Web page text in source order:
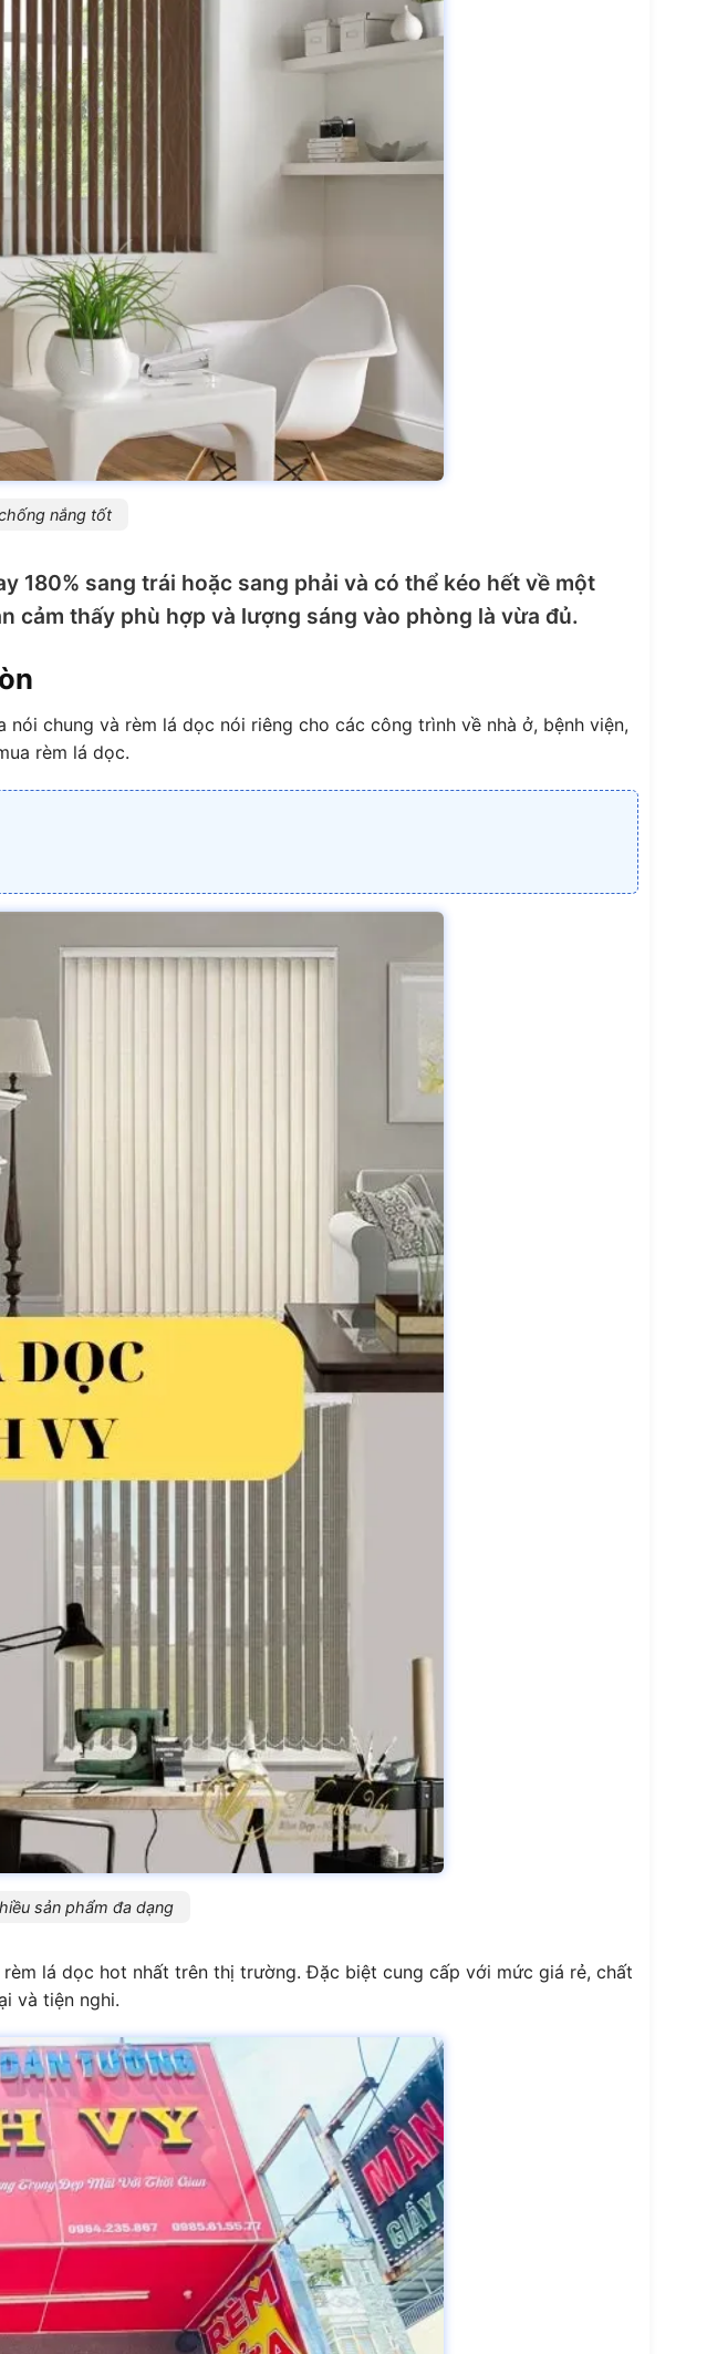
nắng tốt
180% sang trái hoặc sang phải và có thể kéo hết về một
cảm thấy phù hợp và lượng sáng vào phòng là vừa đủ.
chung và rèm lá dọc nói riêng cho các công trình về nhà ở, bệnh viện,
rèm lá dọc.
sản phẩm đa dạng
lá dọc hot nhất trên thị trường. Đặc biệt cung cấp với mức giá rẻ, chất
và tiện nghi.